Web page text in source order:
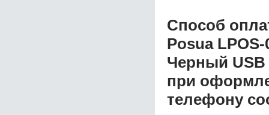
Способ
Posua
Черный USB
при
телефону